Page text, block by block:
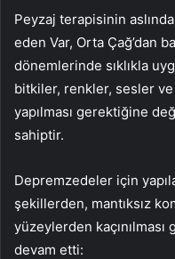
Peyzaj terapisinin
eden Var, Orta Çağ’dan
dönemlerinde sıklıkla
bitkiler, renkler, sesler ve
yapılması gerektiğine
sahiptir.
Depremzedeler için
şekillerden, mantıksız
yüzeylerden
devam etti: